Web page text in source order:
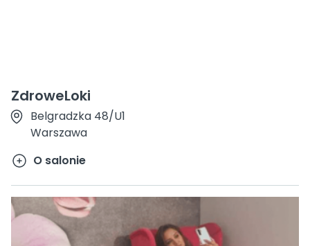
ZdroweLoki
Belgradzka 48/U1
Warszawa
O salonie